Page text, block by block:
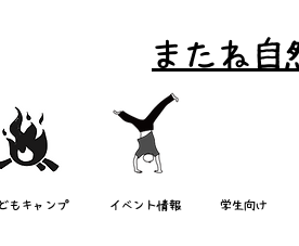
またね自
もキャンプ イベント情報 学生向け